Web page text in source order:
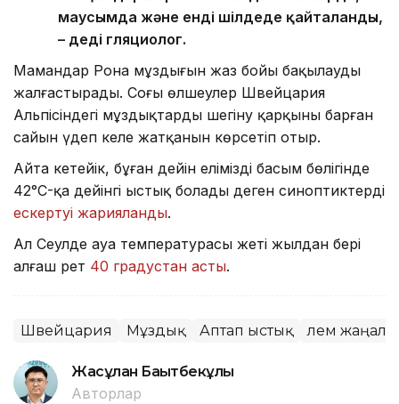
маусымда және енді шілдеде қайталанды,
– деді гляциолог.
Мамандар Рона мұздығын жаз бойы бақылауды
жалғастырады. Соңғы өлшеулер Швейцария
Альпісіндегі мұздықтардың шегіну қарқыны барған
сайын үдеп келе жатқанын көрсетіп отыр.
Айта кетейік, бұған дейін еліміздің басым бөлігінде
42°C-қа дейінгі ыстық болады деген синоптиктердің
ескертуі жарияланды.
Ал Сеулде ауа температурасы жеті жылдан бері
алғаш рет 40 градустан асты.
Швейцария Мұздық Аптап ыстық Әлем
Жасұлан Бақытбекұлы
Авторлар